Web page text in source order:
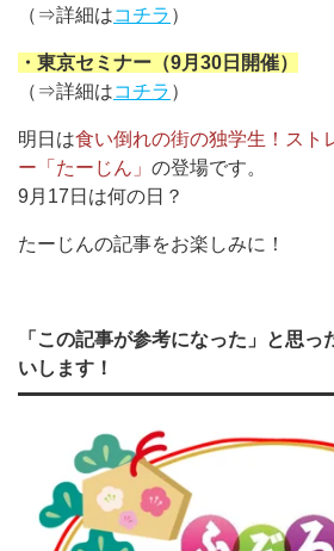
（⇒詳細はコチラ ）
・東京セミナー（9月30日開催）
（⇒詳細はコチラ ）
明日は食い倒れの街の独学生！スト
ー「たーじん」 の登場です。
9月17日は何の日？
たーじんの記事をお楽しみに！
「この記事が参考になった」と思
いします！